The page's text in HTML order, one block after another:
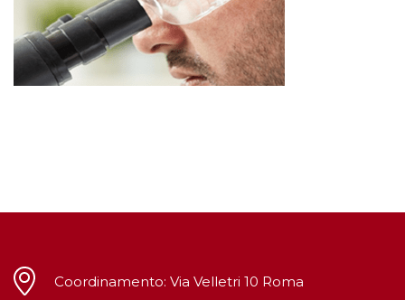
Coordinamento: Via Velletri 10 Roma